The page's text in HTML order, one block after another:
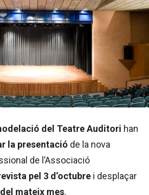
del Teatre Auditori han
la presentació de la nova
de l’Associació
pel 3 d’octubre i desplaçar
mateix mes.